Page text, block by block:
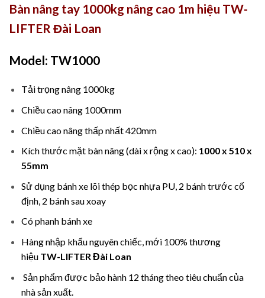
Bàn nâng tay 1000kg nâng cao 1m hiệu TW-
LIFTER Đài Loan
Model: TW1000
Tải trọng nâng 1000kg
Chiều cao nâng 1000mm
Chiều cao nâng thấp nhất 420mm
Kích thước mặt bàn nâng (dài x rộng x cao): 1000 x 510 x
55mm
Sử dụng bánh xe lõi thép bọc nhựa PU, 2 bánh trước cố
định, 2 bánh sau xoay
Có phanh bánh xe
Hàng nhập khẩu nguyên chiếc, mới 100% thương
hiệu TW-LIFTER Đài Loan
Sản phẩm được bảo hành 12 tháng theo tiêu chuẩn của
nhà sản xuất.